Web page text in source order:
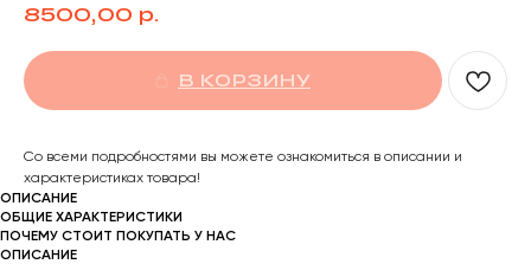
8500,00 р.
В КОРЗИНУ
Со всеми подробностями вы можете ознакомиться в описании и
характеристиках товара!
ОПИСАНИЕ
ОБЩИЕ ХАРАКТЕРИСТИКИ
ПОЧЕМУ СТОИТ ПОКУПАТЬ У НАС
ОПИСАНИЕ